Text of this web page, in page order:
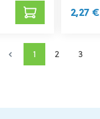
2,27 €
1 2 3